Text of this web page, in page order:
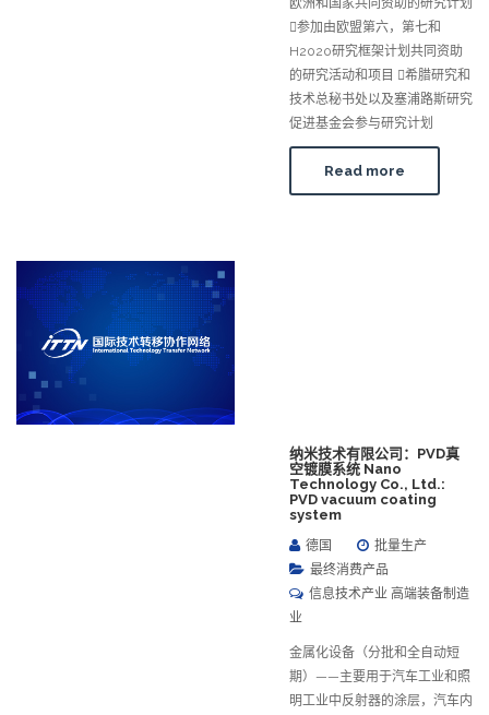
欧洲和国家共同资助的研究计划
参加由欧盟第六，第七和
H2020研究框架计划共同资助
的研究活动和项目 希腊研究和
技术总秘书处以及塞浦路斯研究
促进基金会参与研究计划
Read more
纳米技术有限公司：PVD真
空镀膜系统 Nano
Technology Co., Ltd.:
PVD vacuum coating
system
德国
批量生产
最终消费产品
信息技术产业 高端装备制造
业
金属化设备（分批和全自动短
期）——主要用于汽车工业和照
明工业中反射器的涂层，汽车内